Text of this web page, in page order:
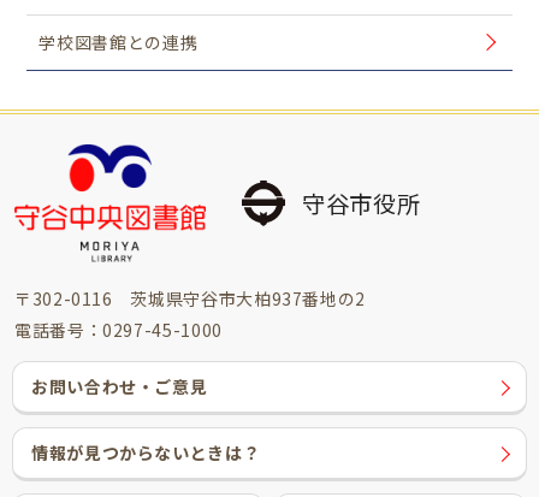
学校図書館との連携
守谷市役所
〒302-0116 茨城県守谷市大柏937番地の2
電話番号：0297-45-1000
お問い合わせ・ご意見
情報が見つからないときは？